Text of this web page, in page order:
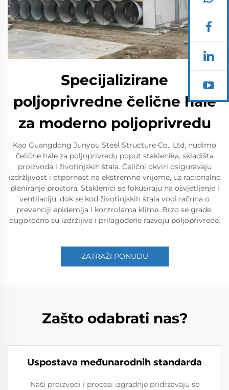
Specijalizirane
poljoprivredne čelične hale
za moderno poljoprivredu
Kao Guangdong Junyou Steel Structure Co., Ltd, nudimo
čelične hale za poljoprivredu poput staklenika, skladišta
proizvoda i životinjskih štala. Čelični okviri osiguravaju
izdržljivost i otpornost na ekstremno vrijeme, uz racionalno
planiranje prostora. Staklenici se fokusiraju na osvjetljenje i
ventilaciju, dok se kod životinjskih štala vodi računa o
prevenciji epidemija i kontrolama klime. Brzo se grade,
dugoročno su izdržljive i prilagođene razvoju poljoprivrede.
ZATRAŽI PONUDU
Zašto odabrati nas?
Uspostava međunarodnih standarda
Naši proizvodi i procesi izgradnje pridržavaju se